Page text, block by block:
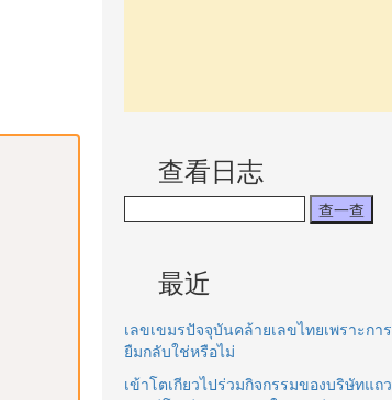
查看日志
最近
เลขเขมรปัจจุบันคล้ายเลขไทยเพราะการ
ยืมกลับใช่หรือไม่
เข้าโตเกียวไปร่วมกิจกรรมของบริษัทแถว